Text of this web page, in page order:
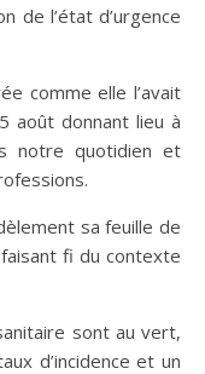
de l’état d’urgence
comme elle l’avait
août donnant lieu à
notre quotidien et
sa feuille de
fi du contexte
sont au vert,
d’incidence et un